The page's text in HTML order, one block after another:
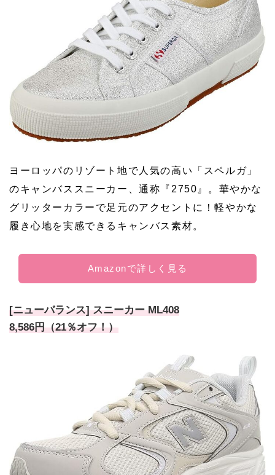
ヨーロッパのリゾート地で人気の高い「スペルガ」
のキャンバススニーカー、通称『2750』。華やかな
グリッターカラーで足元のアクセントに！軽やかな
履き心地を実感できるキャンバス素材。
Amazonで詳しく見る
[ニューバランス] スニーカー ML408
8,586円（21％オフ！）